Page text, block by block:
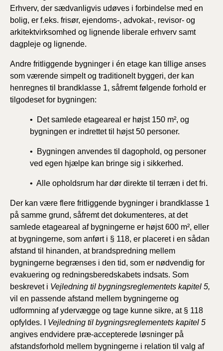
Erhverv, der sædvanligvis udøves i forbindelse med en
bolig, er f.eks. frisør, ejendoms-, advokat-, revisor- og
arkitektvirksomhed og lignende liberale erhverv samt
dagpleje og lignende.
Andre fritliggende bygninger i én etage kan tillige anses
som værende simpelt og traditionelt byggeri, der kan
henregnes til brandklasse 1, såfremt følgende forhold er
tilgodeset for bygningen:
• Det samlede etageareal er højst 150 m², og
bygningen er indrettet til højst 50 personer.
• Bygningen anvendes til dagophold, og personer
ved egen hjælpe kan bringe sig i sikkerhed.
• Alle opholdsrum har dør direkte til terræn i det fri.
Der kan være flere fritliggende bygninger i brandklasse 1
på samme grund, såfremt det dokumenteres, at det
samlede etageareal af bygningerne er højst 600 m², eller
at bygningerne, som anført i § 118, er placeret i en sådan
afstand til hinanden, at brandspredning mellem
bygningerne begrænses i den tid, som er nødvendig for
evakuering og redningsberedskabets indsats. Som
beskrevet i Vejledning til bygningsreglementets kapitel 5,
vil en passende afstand mellem bygningerne og
udformning af ydervægge og tage kunne sikre, at § 118
opfyldes. I Vejledning til bygningsreglementets kapitel 5
angives endvidere præ-accepterede løsninger på
afstandsforhold mellem bygningerne i relation til valg af